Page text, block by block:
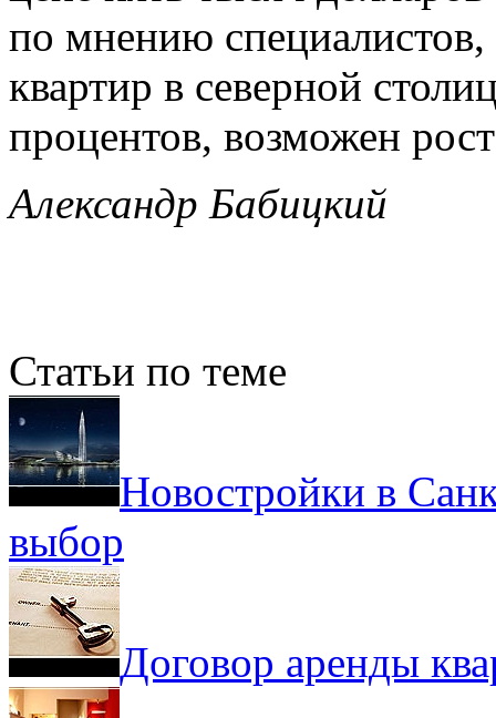
по мнению
квартир в северной
процентов, возможен
Александр Бабицкий
Статьи по теме
Новостройки в
выбор
Договор аренды